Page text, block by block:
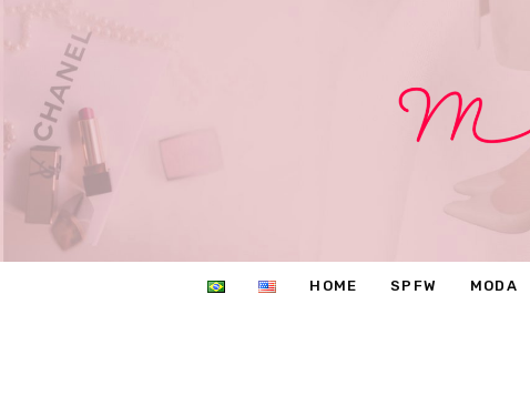
HOME SPFW MODA